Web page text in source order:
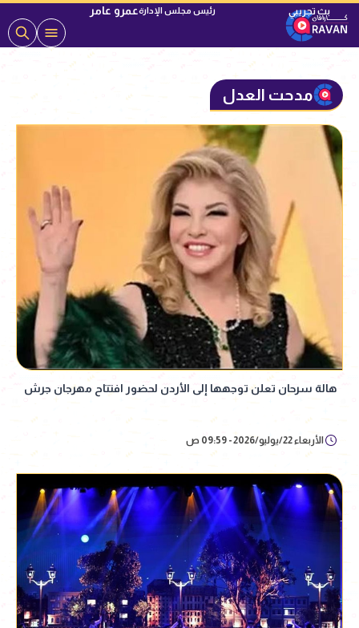
رئيس مجلس الإدارةعمرو عامر
مدحت العدل
هالة سرحان تعلن توجهها إلى الأردن لحضور افتتاح مهرجان جرش
الأربعاء 22/يوليو/2026 - 09:59 ص